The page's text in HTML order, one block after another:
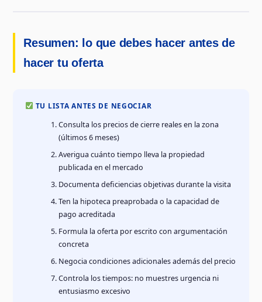
Resumen: lo que debes hacer antes de
hacer tu oferta
TU LISTA ANTES DE NEGOCIAR
Consulta los precios de cierre reales en la zona
(últimos 6 meses)
Averigua cuánto tiempo lleva la propiedad
publicada en el mercado
Documenta deficiencias objetivas durante la visita
Ten la hipoteca preaprobada o la capacidad de
pago acreditada
Formula la oferta por escrito con argumentación
concreta
Negocia condiciones adicionales además del precio
Controla los tiempos: no muestres urgencia ni
entusiasmo excesivo